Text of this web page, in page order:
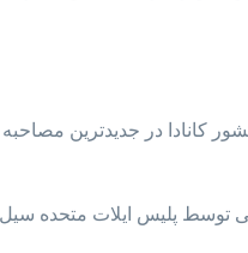
در جدیدترین مصاحبه
پلیس ایلات متحده سیل